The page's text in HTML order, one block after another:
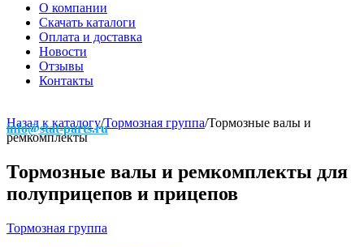
О компании
Скачать каталоги
Оплата и доставка
Новости
Отзывы
Контакты
info@stat-parts.ru
Назад к каталогу/Тормозная группа/Тормозные валы и
ремкомплекты
Тормозные валы и ремкомплекты для
полуприцепов и прицепов
Тормозная группа